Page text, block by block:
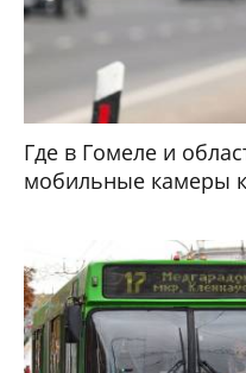
Где в Гомеле и
мобильные камеры